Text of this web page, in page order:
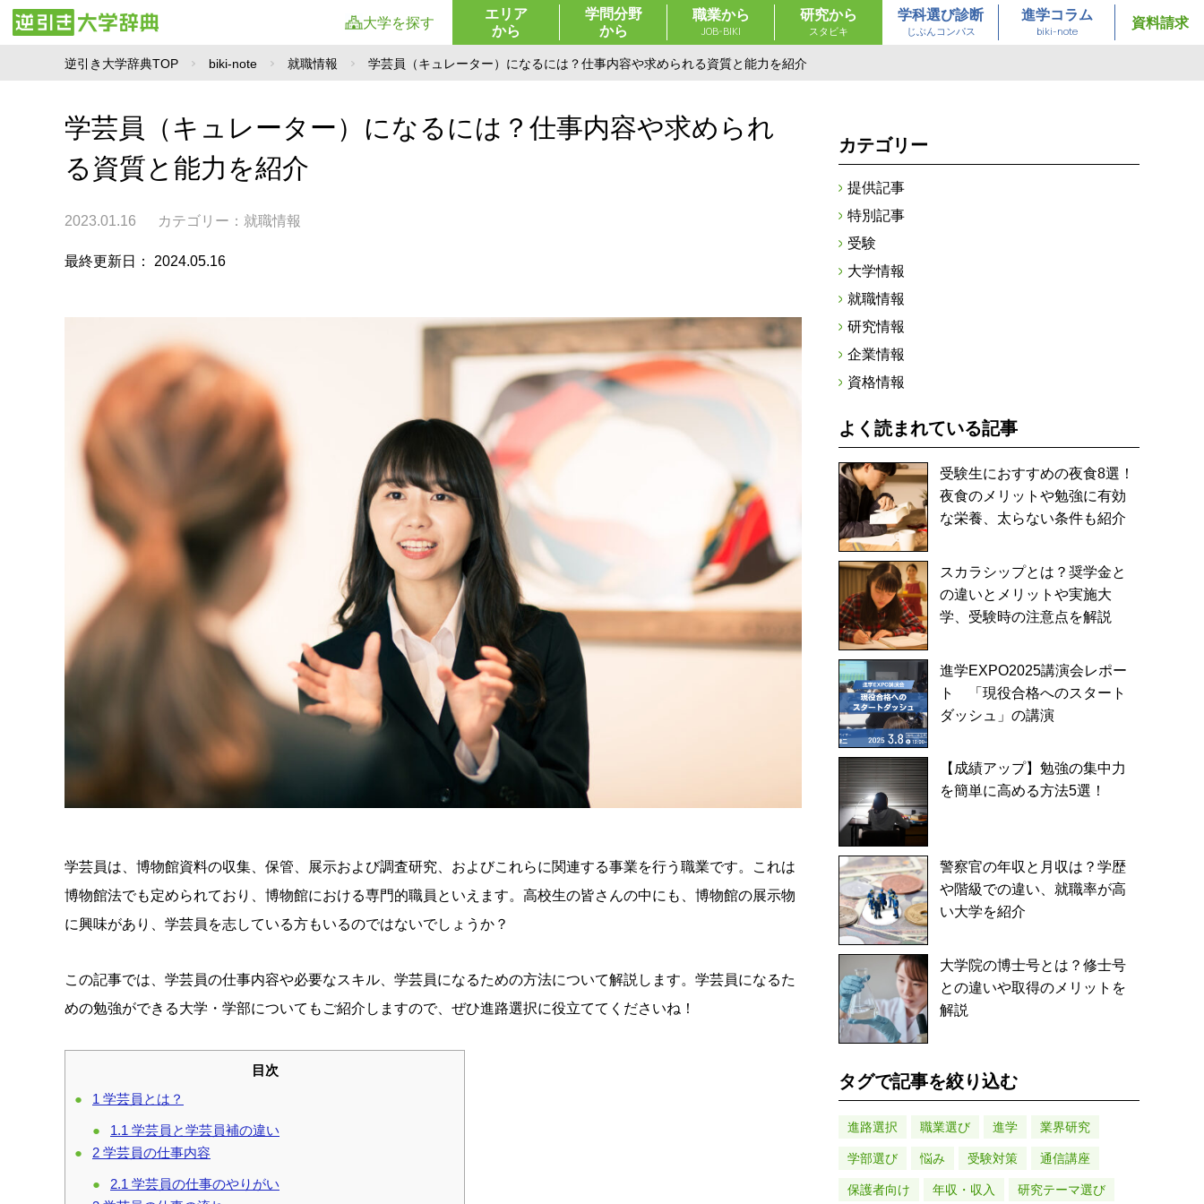
大学を探す
エリア
から
学問分野
から
職業から
JOB-BIKI
研究から
スタビキ
学科選び診断
じぶんコンパス
進学コラム
biki-note
資料請求
逆引き大学辞典TOP biki-note 就職情報 学芸員（キュレーター）になるには？仕事内容や求められる資質と能力を紹介
学芸員（キュレーター）になるには？仕事内容や求められ
る資質と能力を紹介
2023.01.16 カテゴリー： 就職情報
最終更新日： 2024.05.16
学芸員は、博物館資料の収集、保管、展示および調査研究、およびこれらに関連する事業を行う職業です。これは
博物館法でも定められており、博物館における専門的職員といえます。高校生の皆さんの中にも、博物館の展示物
に興味があり、学芸員を志している方もいるのではないでしょうか？
この記事では、学芸員の仕事内容や必要なスキル、学芸員になるための方法について解説します。学芸員になるた
めの勉強ができる大学・学部についてもご紹介しますので、ぜひ進路選択に役立ててくださいね！
目次
1 学芸員とは？
1.1 学芸員と学芸員補の違い
2 学芸員の仕事内容
2.1 学芸員の仕事のやりがい
カテゴリー
提供記事
特別記事
受験
大学情報
就職情報
研究情報
企業情報
資格情報
よく読まれている記事
受験生におすすめの夜食8選！
夜食のメリットや勉強に有効
な栄養、太らない条件も紹介
スカラシップとは？奨学金と
の違いとメリットや実施大
学、受験時の注意点を解説
進学EXPO2025講演会レポー
ト 「現役合格へのスタート
ダッシュ」の講演
【成績アップ】勉強の集中力
を簡単に高める方法5選！
警察官の年収と月収は？学歴
や階級での違い、就職率が高
い大学を紹介
大学院の博士号とは？修士号
との違いや取得のメリットを
解説
タグで記事を絞り込む
進路選択 職業選び 進学 業界研究
学部選び 悩み 受験対策 通信講座
保護者向け 年収・収入 研究テーマ選び